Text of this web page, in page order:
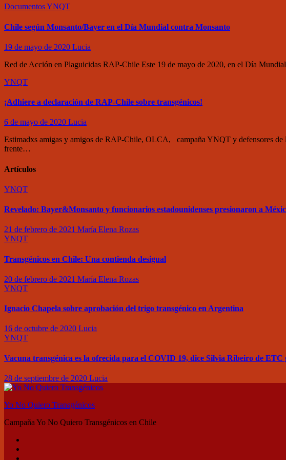
DocumentosYNQT
Chile según Monsanto/Bayer en el Día Mundial contra Monsanto
19 de mayo de 2020 Lucia
Red de Acción en Plaguicidas RAP-Chile Este 19 de mayo de 2020, en el Día
YNQT
¡Adhiere a declaración de RAP-Chile sobre transgénicos!
6 de mayo de 2020 Lucia
Estimadxs amigas y amigos de RAP-Chile, OLCA, campaña YNQT y defensores de
frente…
Artículos
YNQT
Revelado: Bayer&Monsanto y funcionarios estadounidenses presionaron a
21 de febrero de 2021 María Elena Rozas
YNQT
Transgénicos en Chile: Una contienda desigual
20 de febrero de 2021 María Elena Rozas
YNQT
Ignacio Chapela sobre aprobación del trigo transgénico en Argentina
16 de octubre de 2020 Lucia
YNQT
Vacuna transgénica es la ofrecida para el COVID 19, dice Silvia Ribeiro de ETC
28 de septiembre de 2020 Lucia
Yo No Quiero Transgénicos
Campaña Yo No Quiero Transgénicos en Chile